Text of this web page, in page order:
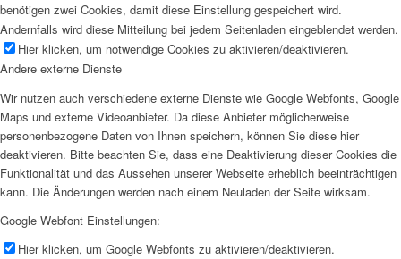
benötigen zwei Cookies, damit diese Einstellung gespeichert wird.
Andernfalls wird diese Mitteilung bei jedem Seitenladen eingeblendet werden.
Hier klicken, um notwendige Cookies zu aktivieren/deaktivieren.
Andere externe Dienste
Wir nutzen auch verschiedene externe Dienste wie Google Webfonts, Google
Maps und externe Videoanbieter. Da diese Anbieter möglicherweise
personenbezogene Daten von Ihnen speichern, können Sie diese hier
deaktivieren. Bitte beachten Sie, dass eine Deaktivierung dieser Cookies die
Funktionalität und das Aussehen unserer Webseite erheblich beeinträchtigen
kann. Die Änderungen werden nach einem Neuladen der Seite wirksam.
Google Webfont Einstellungen:
Hier klicken, um Google Webfonts zu aktivieren/deaktivieren.